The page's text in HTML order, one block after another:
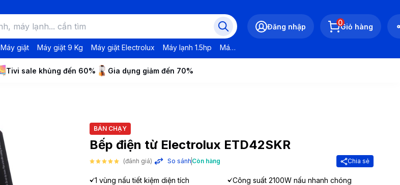
Máy giặt Máy giặt 9 Kg Máy giặt Electrolux Máy lạnh 1.5hp Máy lạnh LG
Đăng nhập 0Giỏ hàng
Tivi sale khủng đến 60% Gia dụng giảm đến 70%
BÁN CHẠY
Bếp điện từ Electrolux ETD42SKR
(đánh giá) So sánh Còn hàng Chia sẻ
1 vùng nấu tiết kiệm diện tích
Công suất 2100W nấu nhanh chóng